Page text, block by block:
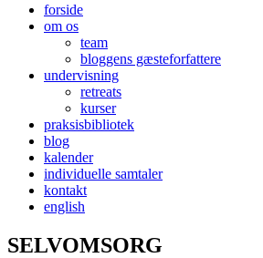
forside
om os
team
bloggens gæsteforfattere
undervisning
retreats
kurser
praksisbibliotek
blog
kalender
individuelle samtaler
kontakt
english
SELVOMSORG